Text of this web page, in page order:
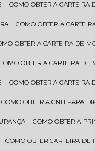
COMO OBTER A
COMO OBTER A
OBTER A CARTEIRA DE
COMO OBTER A CARTEIRA
COMO OBTER A
COMO OBTER A CNH PARA
COMO OBTER A
COMO OBTER CARTEIRA